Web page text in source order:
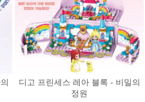
디고 프린세스 레아 블록 - 비밀의
정원